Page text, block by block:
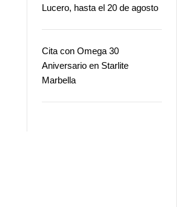
Lucero, hasta el 20 de agosto
Cita con Omega 30
Aniversario en Starlite
Marbella